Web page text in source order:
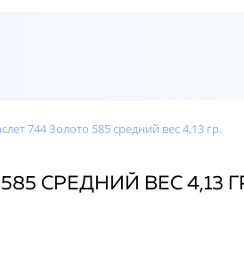
744 Золото 585 средний вес 4,13 гр.
СРЕДНИЙ ВЕС 4,13